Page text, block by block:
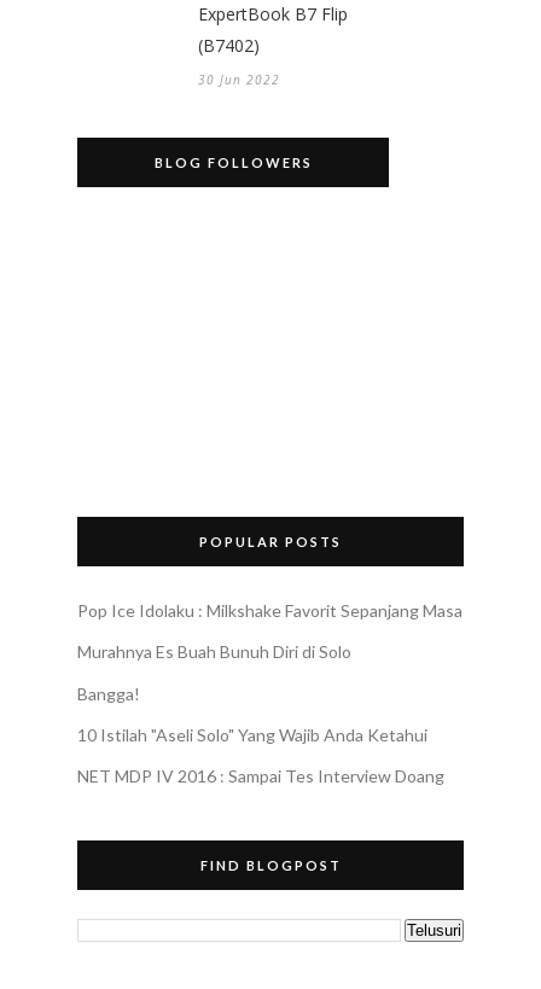
ExpertBook B7 Flip
(B7402)
30 Jun 2022
BLOG FOLLOWERS
POPULAR POSTS
Pop Ice Idolaku : Milkshake Favorit Sepanjang Masa
Murahnya Es Buah Bunuh Diri di Solo
Bangga!
10 Istilah "Aseli Solo" Yang Wajib Anda Ketahui
NET MDP IV 2016 : Sampai Tes Interview Doang
FIND BLOGPOST